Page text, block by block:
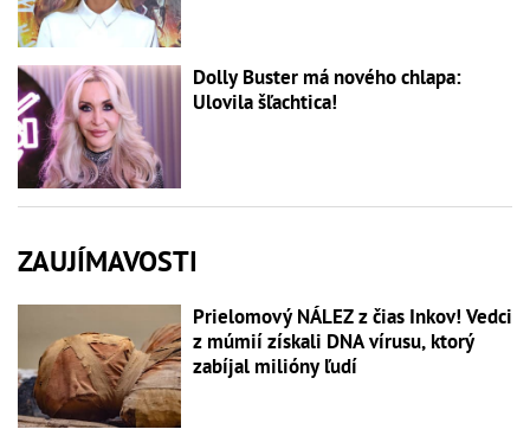
Dolly Buster má nového chlapa:
Ulovila šľachtica!
ZAUJÍMAVOSTI
Prielomový NÁLEZ z čias Inkov! Vedci
z múmií získali DNA vírusu, ktorý
zabíjal milióny ľudí